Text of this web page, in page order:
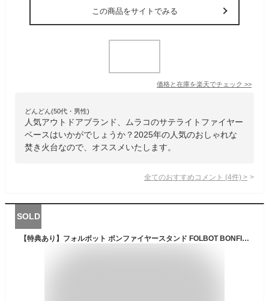
この商品をサイトでみる
価格と在庫を楽天でチェック >>
どんどん(50代・男性)
人気アウトドアブランド、ムラコのサテライトファイヤー
ベースはいかがでしょうか？2025年の人気のおしゃれな
焚き火台なので、オススメいたします。
全てのおすすめコメント (4件) >
SOLD
【特典あり】フォルボット ボンファイヤースタンド FOLBOT BONFIRE STAND FT-BFS00006 焚き火台 焚火 クッカー グリル バーべキュー コンロ バーベキュー BBQ 防災 フェス おしゃれ キャンプ アウトドア